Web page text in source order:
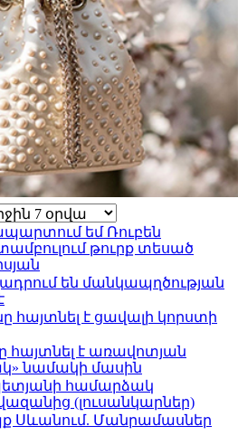
եմ Ռուբեն
թուրք տեսած
են մանկապղծության
հայտնել է ցավալի կորստի
հայտնել է առավոտյան
նամակի մասին
համարձակ
(լուսանկարներ)
Սևանում. Մանրամասներ